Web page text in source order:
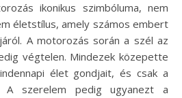
ikonikus szimbóluma, nem
életstílus, amely számos embert
A motorozás során a szél az
végtelen. Mindezek közepette
élet gondjait, és csak a
A szerelem pedig ugyanezt a